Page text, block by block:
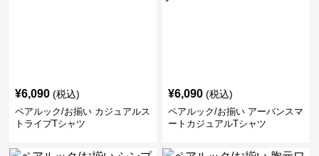
¥6,090 (税込)
ペアルック/お揃い カジュアルス
トライプTシャツ
¥6,090 (税込)
ペアルック/お揃い アーバンスマ
ートカジュアルTシャツ